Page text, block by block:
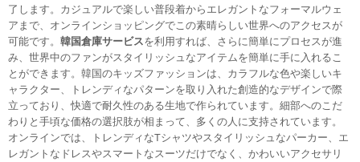
了します。カジュアルで楽しい普段着からエレガントなフォーマルウェ
アまで、オンラインショッピングでこの素晴らしい世界へのアクセスが
可能です。 韓国倉庫サービスを利用すれば、さらに簡単にプロセスが進
み、世界中のファンがスタイリッシュなアイテムを簡単に手に入れるこ
とができます。韓国のキッズファッションは、カラフルな色や楽しいキ
ャラクター、トレンディなパターンを取り入れた創造的なデザインで際
立っており、快適で耐久性のある生地で作られています。細部へのこだ
わりと手頃な価格の選択肢が相まって、多くの人に支持されています。
オンラインでは、トレンディなTシャツやスタイリッシュなパーカー、エ
レガントなドレスやスマートなスーツだけでなく、かわいいアクセサリ